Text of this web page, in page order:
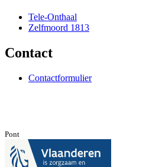
Tele-Onthaal
Zelfmoord 1813
Contact
Contactformulier
Pont